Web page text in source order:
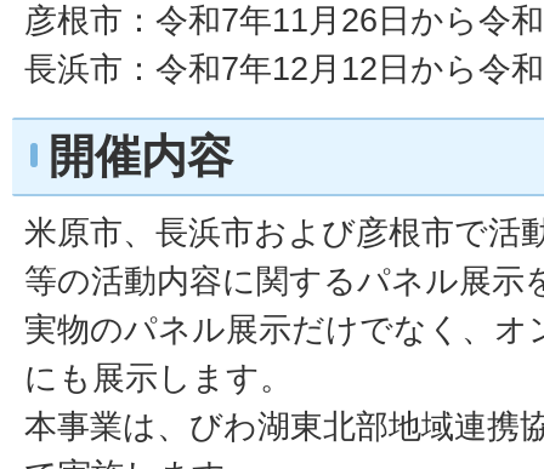
彦根市：令和7年11月26日から令
長浜市：令和7年12月12日から令
開催内容
米原市、長浜市および彦根市で活
等の活動内容に関するパネル展示
実物のパネル展示だけでなく、オ
にも展示します。
本事業は、びわ湖東北部地域連携